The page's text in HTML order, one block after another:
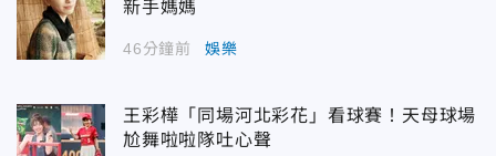
新手媽媽
46分鐘前 娛樂
王彩樺「同場河北彩花」看球賽！天母球場
尬舞啦啦隊吐心聲